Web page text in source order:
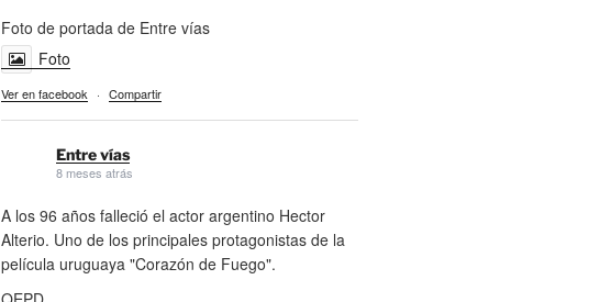
Foto de portada de Entre vías
Foto
Ver en facebook · Compartir
Entre vías
8 meses atrás
A los 96 años falleció el actor argentino Hector
Alterio. Uno de los principales protagonistas de la
película uruguaya "Corazón de Fuego".